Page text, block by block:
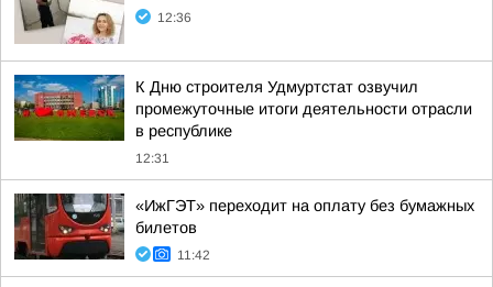
12:36
К Дню строителя Удмуртстат озвучил
промежуточные итоги деятельности отрасли
в республике
12:31
«ИжГЭТ» переходит на оплату без бумажных
билетов
11:42